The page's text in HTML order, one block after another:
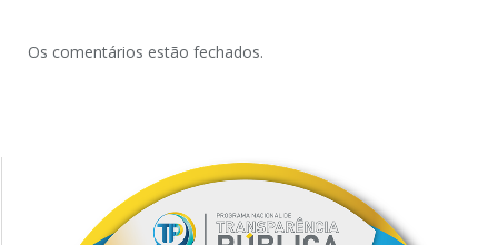
Os comentários estão fechados.